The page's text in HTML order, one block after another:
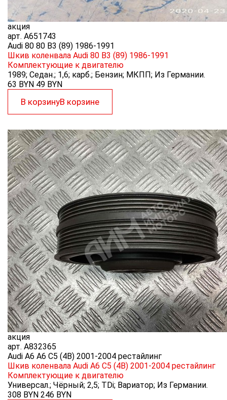
акция
арт. A651743
Audi 80 80 B3 (89) 1986-1991
Шкив коленвала Audi 80 B3 (89) 1986-1991
Комплектующие к двигателю
1989; Седан.; 1,6; карб.; Бензин; МКПП; Из Германии.
63 BYN 49 BYN
В корзинуВ корзине
акция
арт. A832365
Audi A6 A6 C5 (4B) 2001-2004 рестайлинг
Шкив коленвала Audi A6 C5 (4B) 2001-2004 рестайлинг
Комплектующие к двигателю
Универсал.; Чёрный; 2,5; TDi; Вариатор; Из Германии.
308 BYN 246 BYN